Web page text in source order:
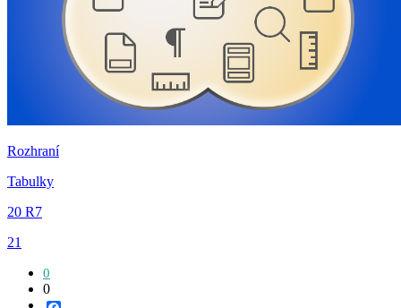
Rozhraní
Tabulky
20 R7
21
0
0